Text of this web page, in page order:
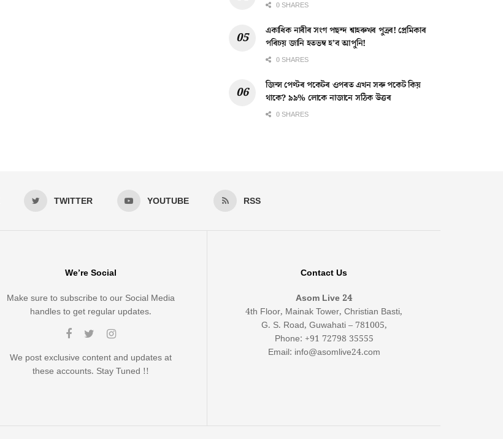
0 SHARES
একাধিক নাৰীৰ সংগ পছন্দ শ্বাহৰুখৰ পুত্ৰৰ! প্ৰেমিকাৰ
পৰিচয় জানি হতভম্ব হ’ব আপুনি!
0 SHARES
জিন্স পেণ্টৰ পকেটৰ ওপৰত এখন সৰু পকেট কিয়
থাকে? ৯৯% লোকে নাজানে সঠিক উত্তৰ
0 SHARES
TWITTER YOUTUBE RSS
We’re Social
Make sure to subscribe to our Social Media
handles to get regular updates.
We post exclusive content and updates at
these accounts. Stay Tuned !!
Contact Us
Asom Live 24
4th Floor, Mainak Tower, Christian Basti,
G. S. Road, Guwahati – 781005,
Phone: +91 72798 35555
Email: info@asomlive24.com